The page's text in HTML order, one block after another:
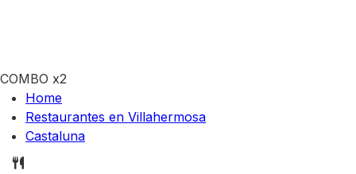
COMBO x2
Home
Restaurantes en Villahermosa
Castaluna